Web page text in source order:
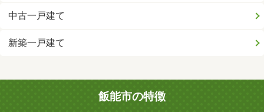
中古一戸建て
新築一戸建て
飯能市の特徴